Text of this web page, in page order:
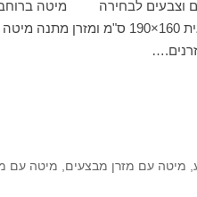
מיטה עם מזרן מבצעים מיטה עם